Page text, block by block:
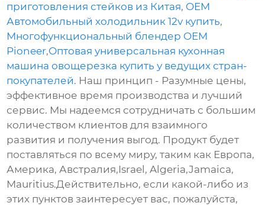
приготовления стейков из Китая, OEM
Автомобильный холодильник 12v купить,
Многофункциональный блендер OEM
Pioneer,Оптовая универсальная кухонная
машина овощерезка купить у ведущих стран-
покупателей. Наш принцип - Разумные цены,
эффективное время производства и лучший
сервис. Мы надеемся сотрудничать с большим
количеством клиентов для взаимного
развития и получения выгод. Продукт будет
поставляться по всему миру, таким как Европа,
Америка, Австралия,Israel, Algeria,Jamaica,
Mauritius.Действительно, если какой-либо из
этих пунктов заинтересует вас, пожалуйста,